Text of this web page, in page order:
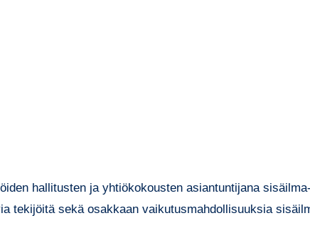
hallitusten ja yhtiökokousten asiantuntijana
tekijöitä sekä osakkaan vaikutusmahdollisuuksia